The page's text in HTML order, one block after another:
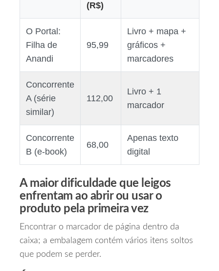
(R$)
O Portal:
Filha de
Anandi
95,99
Livro + mapa +
gráficos +
marcadores
Concorrente
A (série
similar)
112,00
Livro + 1
marcador
Concorrente
B (e‑book)
68,00
Apenas texto
digital
A maior dificuldade que leigos
enfrentam ao abrir ou usar o
produto pela primeira vez
Encontrar o marcador de página dentro da
caixa; a embalagem contém vários itens soltos
que podem se perder.